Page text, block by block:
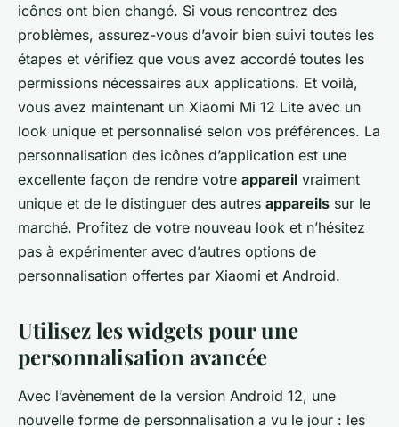
icônes ont bien changé. Si vous rencontrez des
problèmes, assurez-vous d’avoir bien suivi toutes les
étapes et vérifiez que vous avez accordé toutes les
permissions nécessaires aux applications. Et voilà,
vous avez maintenant un Xiaomi Mi 12 Lite avec un
look unique et personnalisé selon vos préférences. La
personnalisation des icônes d’application est une
excellente façon de rendre votre appareil vraiment
unique et de le distinguer des autres appareils sur le
marché. Profitez de votre nouveau look et n’hésitez
pas à expérimenter avec d’autres options de
personnalisation offertes par Xiaomi et Android.
Utilisez les widgets pour une
personnalisation avancée
Avec l’avènement de la version Android 12, une
nouvelle forme de personnalisation a vu le jour : les